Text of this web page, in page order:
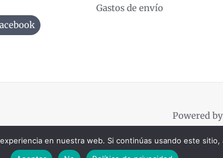
Gastos de envío
Powered by
en nuestra web. Si continúas usando este